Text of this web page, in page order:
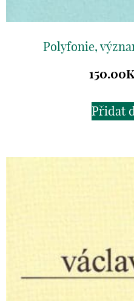
Polyfonie,
150.00
Přidat